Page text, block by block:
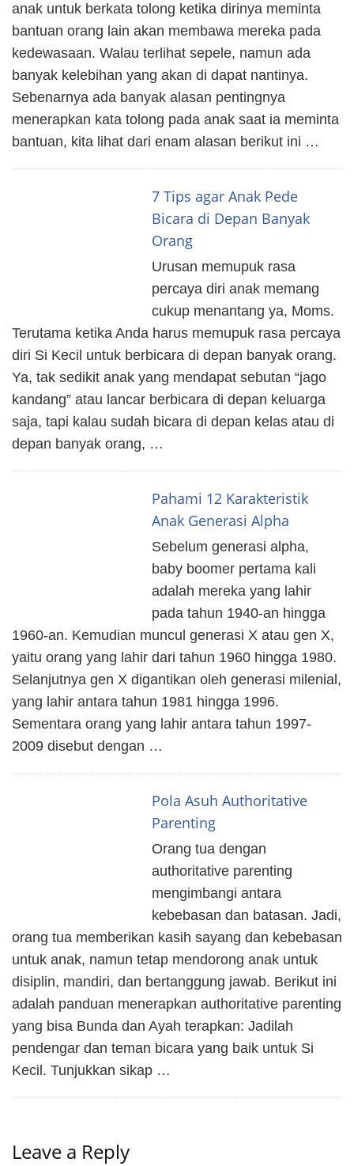
anak untuk berkata tolong ketika dirinya meminta
bantuan orang lain akan membawa mereka pada
kedewasaan. Walau terlihat sepele, namun ada
banyak kelebihan yang akan di dapat nantinya.
Sebenarnya ada banyak alasan pentingnya
menerapkan kata tolong pada anak saat ia meminta
bantuan, kita lihat dari enam alasan berikut ini …
7 Tips agar Anak Pede
Bicara di Depan Banyak
Orang
Urusan memupuk rasa
percaya diri anak memang
cukup menantang ya, Moms.
Terutama ketika Anda harus memupuk rasa percaya
diri Si Kecil untuk berbicara di depan banyak orang.
Ya, tak sedikit anak yang mendapat sebutan “jago
kandang” atau lancar berbicara di depan keluarga
saja, tapi kalau sudah bicara di depan kelas atau di
depan banyak orang, …
Pahami 12 Karakteristik
Anak Generasi Alpha
Sebelum generasi alpha,
baby boomer pertama kali
adalah mereka yang lahir
pada tahun 1940-an hingga
1960-an. Kemudian muncul generasi X atau gen X,
yaitu orang yang lahir dari tahun 1960 hingga 1980.
Selanjutnya gen X digantikan oleh generasi milenial,
yang lahir antara tahun 1981 hingga 1996.
Sementara orang yang lahir antara tahun 1997-
2009 disebut dengan …
Pola Asuh Authoritative
Parenting
Orang tua dengan
authoritative parenting
mengimbangi antara
kebebasan dan batasan. Jadi,
orang tua memberikan kasih sayang dan kebebasan
untuk anak, namun tetap mendorong anak untuk
disiplin, mandiri, dan bertanggung jawab. Berikut ini
adalah panduan menerapkan authoritative parenting
yang bisa Bunda dan Ayah terapkan: Jadilah
pendengar dan teman bicara yang baik untuk Si
Kecil. Tunjukkan sikap …
Leave a Reply